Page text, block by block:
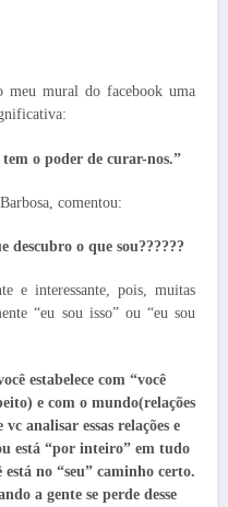
meu mural do facebook uma
o poder de curar-nos.”
comentou:
descubro o que sou??????
e interessante, pois, muitas
“eu sou isso” ou “eu sou
estabelece com “você
e com o mundo(relações
analisar essas relações e
está “por inteiro” em tudo
está no “seu” caminho certo.
a gente se perde desse